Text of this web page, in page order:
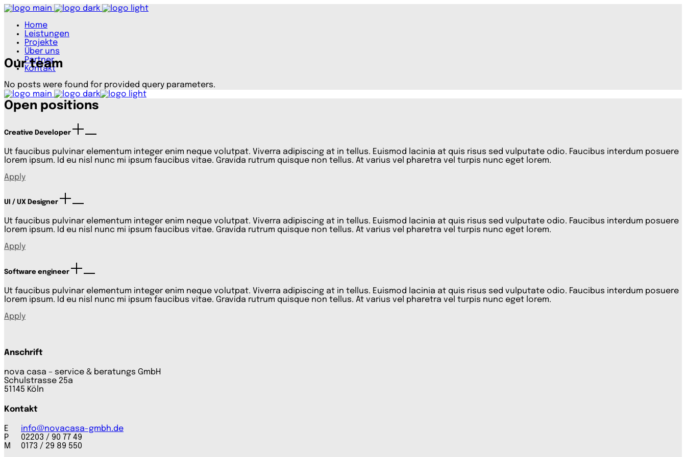
Home
Leistungen
Projekte
Über uns
Partner
Kontakt
Our team
No posts were found for provided query parameters.
Open positions
Creative Developer
Ut faucibus pulvinar elementum integer enim neque volutpat. Viverra adipiscing at in tellus. Euismod lacinia at quis risus sed vulputate odio. Faucibus interdum posuere
lorem ipsum. Id eu nisl nunc mi ipsum faucibus vitae. Gravida rutrum quisque non tellus. At varius vel pharetra vel turpis nunc eget lorem.
Apply
UI / UX Designer
Ut faucibus pulvinar elementum integer enim neque volutpat. Viverra adipiscing at in tellus. Euismod lacinia at quis risus sed vulputate odio. Faucibus interdum posuere
lorem ipsum. Id eu nisl nunc mi ipsum faucibus vitae. Gravida rutrum quisque non tellus. At varius vel pharetra vel turpis nunc eget lorem.
Apply
Software engineer
Ut faucibus pulvinar elementum integer enim neque volutpat. Viverra adipiscing at in tellus. Euismod lacinia at quis risus sed vulputate odio. Faucibus interdum posuere
lorem ipsum. Id eu nisl nunc mi ipsum faucibus vitae. Gravida rutrum quisque non tellus. At varius vel pharetra vel turpis nunc eget lorem.
Apply
Anschrift
nova casa – service & beratungs GmbH
Schulstrasse 25a
51145 Köln
Kontakt
E info@novacasa-gmbh.de
P 02203 / 90 77 49
M 0173 / 29 89 550